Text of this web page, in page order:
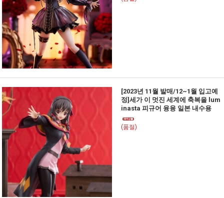
[2023년 11월 발매/12~1월 입고예
정]세가 이 멋진 세계에 축복을 lum
inasta 피규어 융융 일본 내수용
(품절)